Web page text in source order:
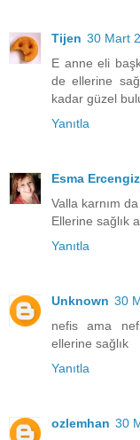
Tijen 30 Mart
E anne eli
de ellerine
kadar güzel
Yanıtla
Esma Ercengiz
Valla karnım
Ellerine sağlık
Yanıtla
Unknown 30
nefis ama
ellerine sağlık
Yanıtla
ozlemhan 30